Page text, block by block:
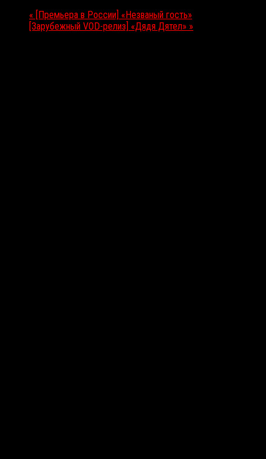
« [Премьера в России] «Незваный гость»
[Зарубежный VOD-релиз] «Дядя Дятел» »